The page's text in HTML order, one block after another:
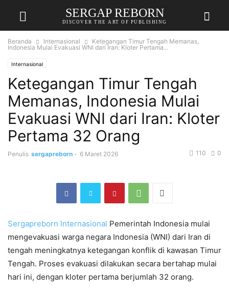
SERGAP REBORN
DISCOVER THE ART OF PUBLISHING
Beranda Internasional
Ketegangan Timur Tengah Memanas,
Indonesia Mulai Evakuasi WNI dari Iran: Kloter Pertama...
Internasional
Ketegangan Timur Tengah
Memanas, Indonesia Mulai
Evakuasi WNI dari Iran: Kloter
Pertama 32 Orang
Penulis sergapreborn - 6 Maret 2026 0
110
Sergapreborn Internasional Pemerintah Indonesia mulai
mengevakuasi warga negara Indonesia (WNI) dari Iran di
tengah meningkatnya ketegangan konflik di kawasan Timur
Tengah. Proses evakuasi dilakukan secara bertahap mulai
hari ini, dengan kloter pertama berjumlah 32 orang.